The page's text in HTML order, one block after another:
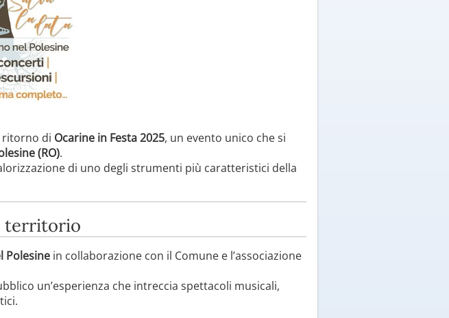
ritorno di Ocarine in Festa 2025, un evento unico che si
(RO).
di uno degli strumenti più caratteristici della
territorio
Polesine in collaborazione con il Comune e l’associazione
un’esperienza che intreccia spettacoli musicali,